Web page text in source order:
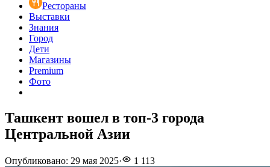
Рестораны
Выставки
Знания
Город
Дети
Магазины
Premium
Фото
Ташкент вошел в топ-3 города
Центральной Азии
Опубликовано: 29 мая 2025· 1 113